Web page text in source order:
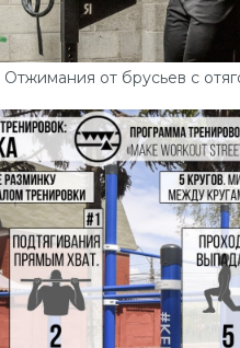
Отжимания от брусьев с